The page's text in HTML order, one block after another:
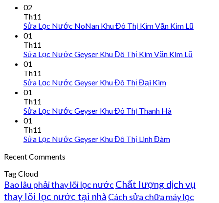
02
Th11
Sửa Lọc Nước NoNan Khu Đô Thị Kim Văn Kim Lũ
01
Th11
Sửa Lọc Nước Geyser Khu Đô Thị Kim Văn Kim Lũ
01
Th11
Sửa Lọc Nước Geyser Khu Đô Thị Đại Kim
01
Th11
Sửa Lọc Nước Geyser Khu Đô Thị Thanh Hà
01
Th11
Sửa Lọc Nước Geyser Khu Đô Thị Linh Đàm
Recent Comments
Tag Cloud
Bao lâu phải thay lõi lọc nước Chất lượng dịch vụ
thay lõi lọc nước tại nhà Cách sửa chữa máy lọc